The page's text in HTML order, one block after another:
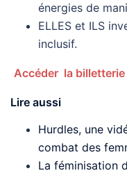
énergies de
ELLES et ILS
inclusif.
Accéder la billetterie
Lire aussi
Hurdles, une
combat des
La féminisation